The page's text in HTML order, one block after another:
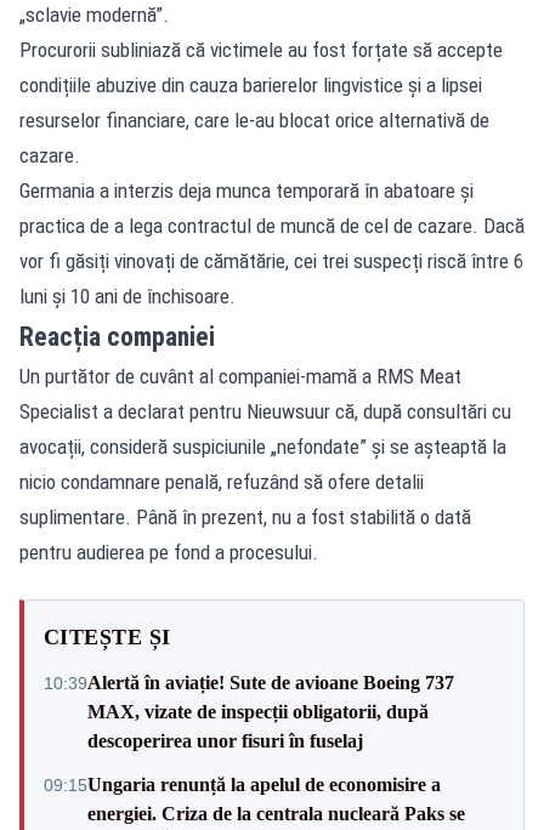
„sclavie modernă”.
Procurorii subliniază că victimele au fost forțate să accepte
condițiile abuzive din cauza barierelor lingvistice și a lipsei
resurselor financiare, care le-au blocat orice alternativă de
cazare.
Germania a interzis deja munca temporară în abatoare și
practica de a lega contractul de muncă de cel de cazare. Dacă
vor fi găsiți vinovați de cămătărie, cei trei suspecți riscă între 6
luni și 10 ani de închisoare.
Reacția companiei
Un purtător de cuvânt al companiei-mamă a RMS Meat
Specialist a declarat pentru Nieuwsuur că, după consultări cu
avocații, consideră suspiciunile „nefondate” și se așteaptă la
nicio condamnare penală, refuzând să ofere detalii
suplimentare. Până în prezent, nu a fost stabilită o dată
pentru audierea pe fond a procesului.
CITEȘTE ȘI
10:39Alertă în aviație! Sute de avioane Boeing 737
MAX, vizate de inspecții obligatorii, după
descoperirea unor fisuri în fuselaj
09:15Ungaria renunță la apelul de economisire a
energiei. Criza de la centrala nucleară Paks se